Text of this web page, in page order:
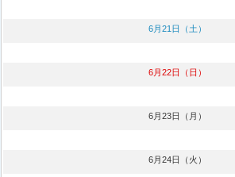
6月21日（土）
6月22日（日）
6月23日（月）
6月24日（火）